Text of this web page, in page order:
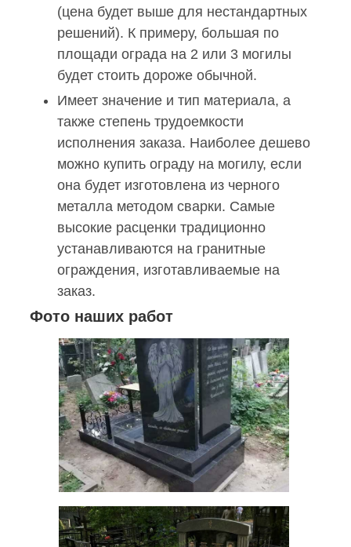
(цена будет выше для нестандартных
решений). К примеру, большая по
площади ограда на 2 или 3 могилы
будет стоить дороже обычной.
Имеет значение и тип материала, а
также степень трудоемкости
исполнения заказа. Наиболее дешево
можно купить ограду на могилу, если
она будет изготовлена из черного
металла методом сварки. Самые
высокие расценки традиционно
устанавливаются на гранитные
ограждения, изготавливаемые на
заказ.
Фото наших работ